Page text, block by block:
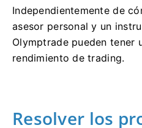
Independientemente de
asesor personal y un
Olymptrade pueden tener
rendimiento de trading.
Resolver los